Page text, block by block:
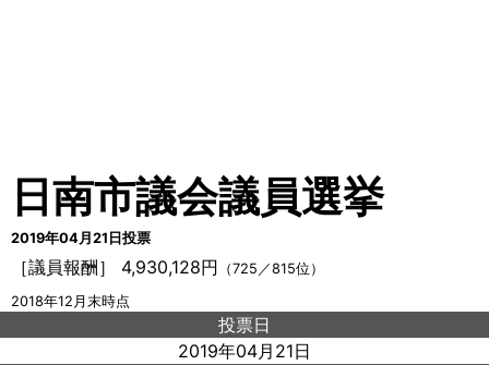
日南市議会議員選挙
2019年04月21日投票
［議員報酬］ 4,930,128円 （725／815位）
2018年12月末時点
投票日
2019年04月21日